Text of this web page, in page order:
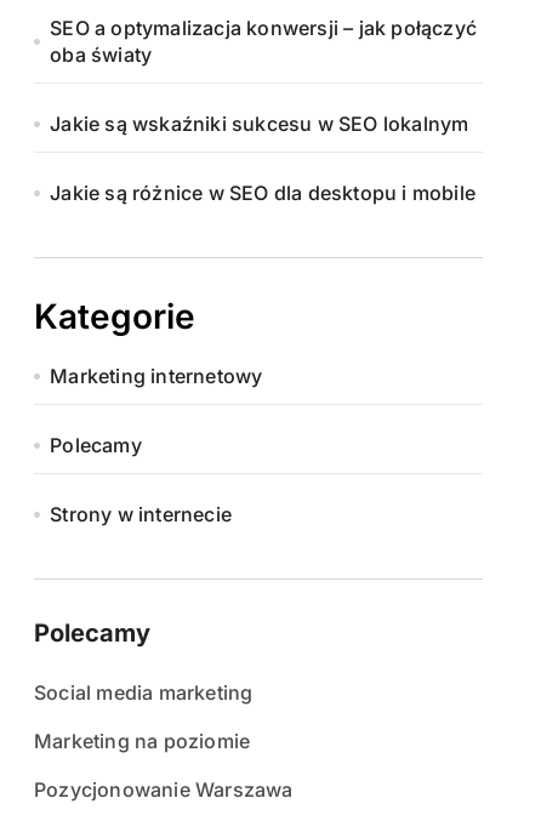
SEO a optymalizacja konwersji – jak połączyć
oba światy
Jakie są wskaźniki sukcesu w SEO lokalnym
Jakie są różnice w SEO dla desktopu i mobile
Kategorie
Marketing internetowy
Polecamy
Strony w internecie
Polecamy
Social media marketing
Marketing na poziomie
Pozycjonowanie Warszawa